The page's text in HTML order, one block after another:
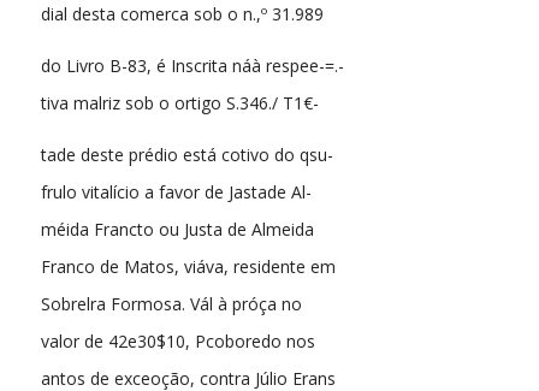
dial desta comerca sob o n.,º 31.989
do Livro B-83, é Inscrita náà respee-=.-
tiva malriz sob o ortigo S.346./ T1€-
tade deste prédio está cotivo do qsu-
frulo vitalício a favor de Jastade Al-
méida Francto ou Justa de Almeida
Franco de Matos, viáva, residente em
Sobrelra Formosa. Vál à próça no
valor de 42e30$10, Pcoboredo nos
antos de exceoção, contra Júlio Erans